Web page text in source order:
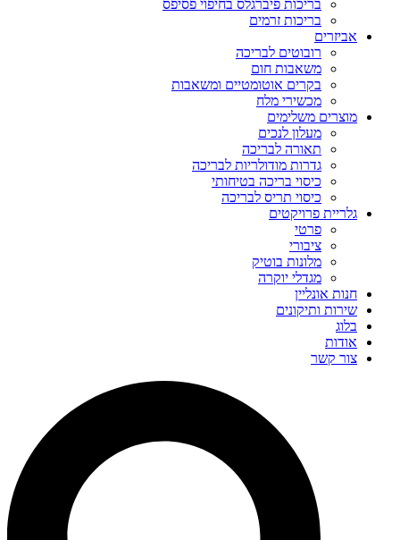
בריכות פיברגלס בחיפוי פסיפס
בריכות זרמים
אביזרים
רובוטים לבריכה
משאבות חום
בקרים אוטומטיים ומשאבות
מכשירי מלח
מוצרים משלימים
מעלון לנכים
תאורה לבריכה
גדרות מודולריות לבריכה
כיסוי בריכה בטיחותי
כיסוי תריס לבריכה
גלריית פרויקטים
פרטי
ציבורי
מלונות בוטיק
מגדלי יוקרה
חנות אונליין
שירות ותיקונים
בלוג
אודות
צור קשר